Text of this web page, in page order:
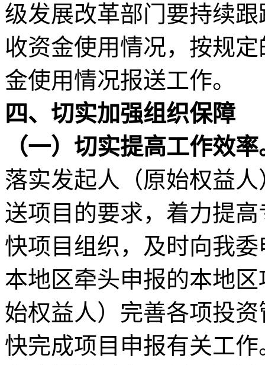
级发展改革部门要持续
收资金使用情况，按规
金使用情况报送工作。
四、切实加强组织保障
（一）切实提高工作效率
落实发起人（原始权益
送项目的要求，着力提
快项目组织，及时向我
本地区牵头申报的本地
始权益人）完善各项投
快完成项目申报有关工